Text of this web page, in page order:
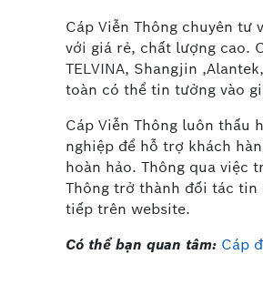
Cáp Viễn Thông chuyên tư
với giá rẻ, chất lượng cao.
TELVINA, Shangjin
toàn có thể tin tưởng vào
Cáp Viễn Thông luôn thấu
nghiệp để hỗ trợ khách
hoàn hảo. Thông qua việc
Thông trở thành đối tác tin
tiếp trên website.
Có thể bạn quan tâm: Cáp